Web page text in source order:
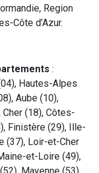
Region
Côte d’Azur.
:
Hautes-Alpes
Aube (10),
(18), Côtes-
Finistère (29), Ille-
(37), Loir-et-Cher
et-Loire (49),